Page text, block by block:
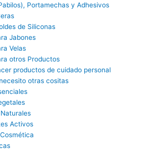
Portamechas y Adhesivos
de Siliconas
Jabones
Velas
otros Productos
productos de cuidado personal
otras cositas
Activos